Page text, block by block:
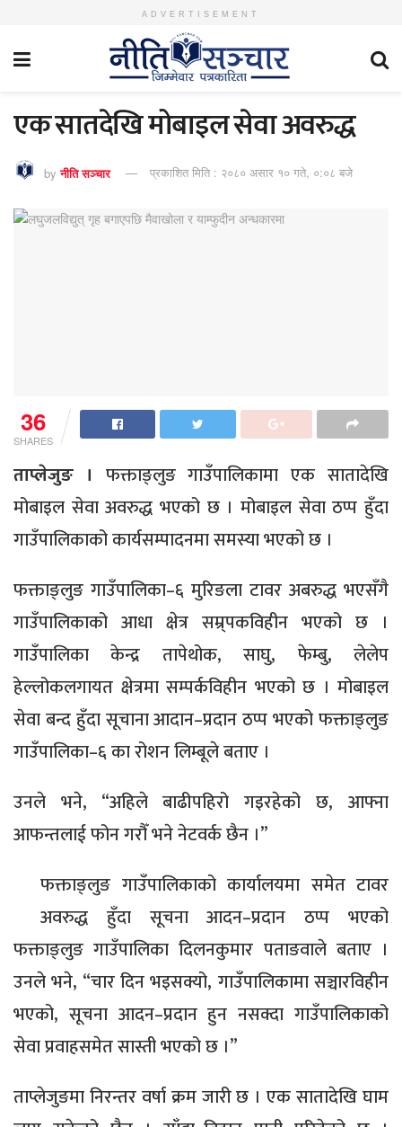
ADVERTISEMENT
एक सातदेखि मोबाइल सेवा अवरुद्ध
by नीति सञ्चार प्रकाशित मिति : २०८० असार १० गते, ०:०८ बजे
36
SHARES
ताप्लेजुङ । फक्ताङ्लुङ गाउँपालिकामा एक सातादेखि
मोबाइल सेवा अवरुद्ध भएको छ । मोबाइल सेवा ठप्प हुँदा
गाउँपालिकाको कार्यसम्पादनमा समस्या भएको छ ।
फक्ताङ्लुङ गाउँपालिका–६ मुरिङला टावर अबरुद्ध भएसँगै
गाउँपालिकाको आधा क्षेत्र सम्र्पकविहीन भएको छ ।
गाउँपालिका केन्द्र तापेथोक, साघु, फेम्बु, लेलेप
हेल्लोकलगायत क्षेत्रमा सम्पर्कविहीन भएको छ । मोबाइल
सेवा बन्द हुँदा सूचाना आदान–प्रदान ठप्प भएको फक्ताङ्लुङ
गाउँपालिका–६ का रोशन लिम्बूले बताए ।
उनले भने, “अहिले बाढीपहिरो गइरहेको छ, आफ्ना
आफन्तलाई फोन गरौँ भने नेटवर्क छैन ।”
फक्ताङ्लुङ गाउँपालिकाको कार्यालयमा समेत टावर
अवरुद्ध हुँदा सूचना आदन–प्रदान ठप्प भएको
फक्ताङ्लुङ गाउँपालिका दिलनकुमार पताङवाले बताए ।
उनले भने, “चार दिन भइसक्यो, गाउँपालिकामा सञ्चारविहीन
भएको, सूचना आदन–प्रदान हुन नसक्दा गाउँपालिकाको
सेवा प्रवाहसमेत सास्ती भएको छ ।”
ताप्लेजुङमा निरन्तर वर्षा क्रम जारी छ । एक सातादेखि घाम